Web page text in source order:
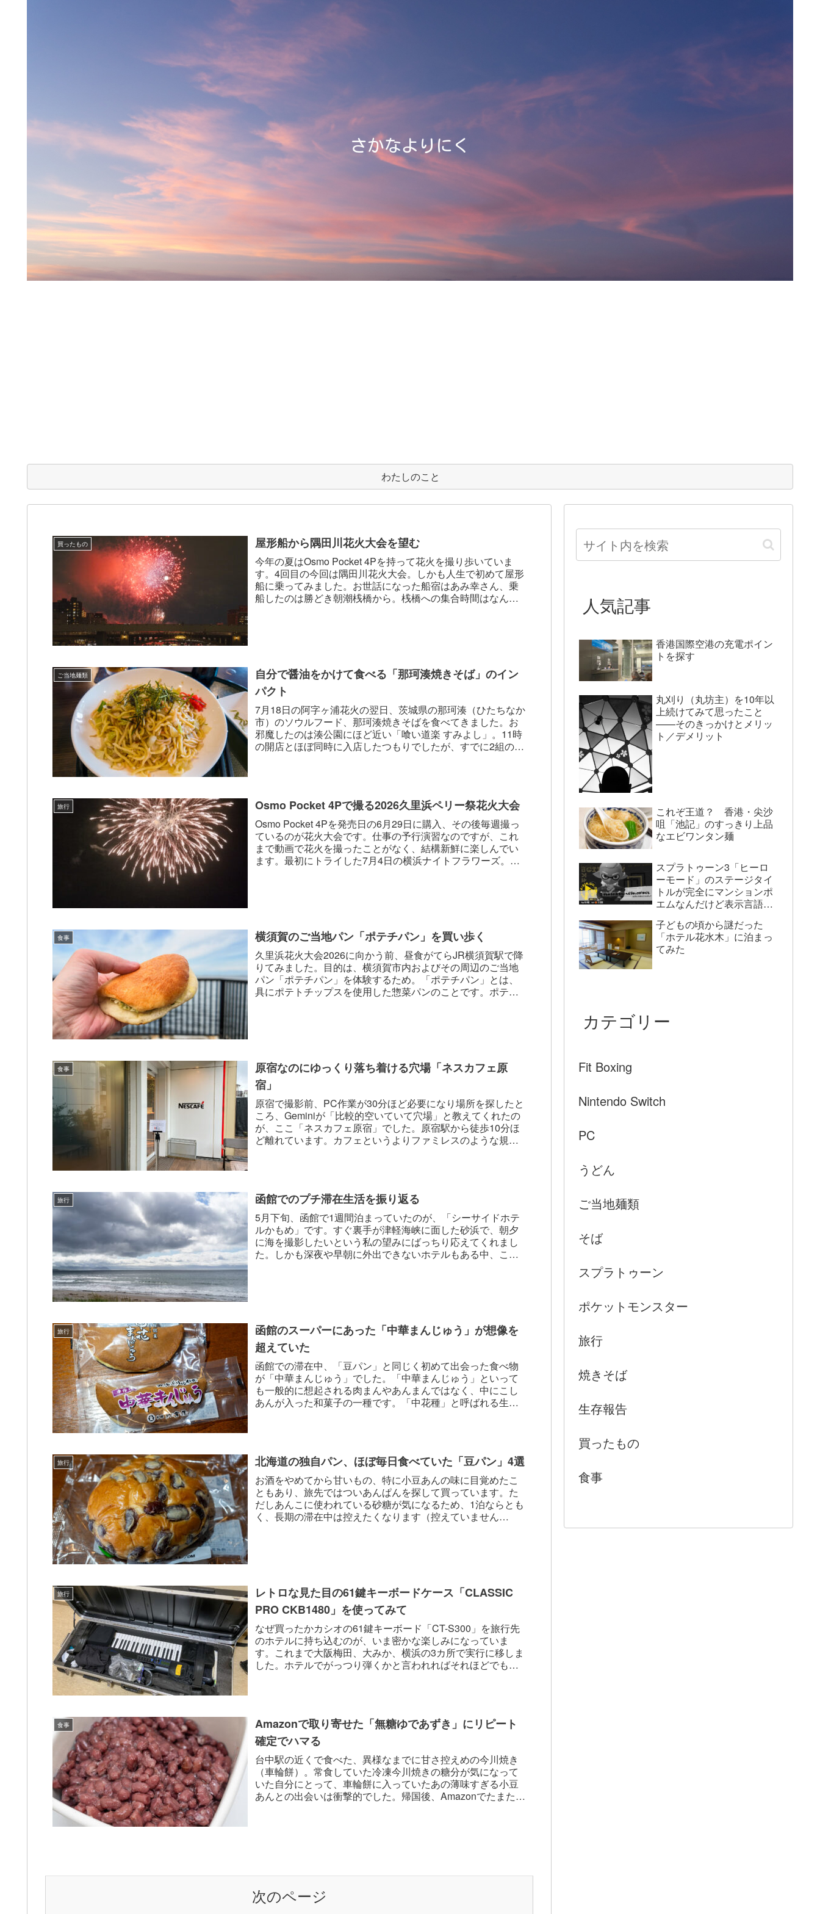
さかなよりにく
わたしのこと
買ったもの 屋形船から隅田川花火大会を望む
今年の夏はOsmo Pocket 4Pを持って花火を撮り歩いていま
す。4回目の今回は隅田川花火大会。しかも人生で初めて屋形
船に乗ってみました。お世話になった船宿はあみ幸さん、乗
船したのは勝どき朝潮桟橋から。桟橋への集合時間はなんと
ご当地麺類
自分で醤油をかけて食べる「那珂湊焼きそば」のイン
パクト
7月18日の阿字ヶ浦花火の翌日、茨城県の那珂湊（ひたちなか
市）のソウルフード、那珂湊焼きそばを食べてきました。お
邪魔したのは湊公園にほど近い「喰い道楽 すみよし」。11時
の開店とほぼ同時に入店したつもりでしたが、すでに2組のお
旅行 Osmo Pocket 4Pで撮る2026久里浜ペリー祭花火大会
Osmo Pocket 4Pを発売日の6月29日に購入、その後毎週撮っ
ているのが花火大会です。仕事の予行演習なのですが、これ
まで動画で花火を撮ったことがなく、結構新鮮に楽しんでい
ます。最初にトライした7月4日の横浜ナイトフラワーズ。そ
食事 横須賀のご当地パン「ポテチパン」を買い歩く
久里浜花火大会2026に向かう前、昼食がてらJR横須賀駅で降
りてみました。目的は、横須賀市内およびその周辺のご当地
パン「ポテチパン」を体験するため。「ポテチパン」とは、
具にポテトチップスを使用した惣菜パンのことです。ポテト
食事
原宿なのにゆっくり落ち着ける穴場「ネスカフェ原
宿」
原宿で撮影前、PC作業が30分ほど必要になり場所を探したと
ころ、Geminiが「比較的空いていて穴場」と教えてくれたの
が、ここ「ネスカフェ原宿」でした。原宿駅から徒歩10分ほ
ど離れています。カフェというよりファミレスのような規
旅行 函館でのプチ滞在生活を振り返る
5月下旬、函館で1週間泊まっていたのが、「シーサイドホテ
ルかもめ」です。すぐ裏手が津軽海峡に面した砂浜で、朝夕
に海を撮影したいという私の望みにばっちり応えてくれまし
た。しかも深夜や早朝に外出できないホテルもある中、ここ
旅行
函館のスーパーにあった「中華まんじゅう」が想像を
超えていた
函館での滞在中、「豆パン」と同じく初めて出会った食べ物
が「中華まんじゅう」でした。「中華まんじゅう」といって
も一般的に想起される肉まんやあんまんではなく、中にこし
あんが入った和菓子の一種です。「中花種」と呼ばれる生地
旅行 北海道の独自パン、ほぼ毎日食べていた「豆パン」4選
お酒をやめてから甘いもの、特に小豆あんの味に目覚めたこ
ともあり、旅先ではついあんぱんを探して買っています。た
だしあんこに使われている砂糖が気になるため、1泊ならとも
く、長期の滞在中は控えたくなります（控えていません
旅行
レトロな見た目の61鍵キーボードケース「CLASSIC
PRO CKB1480」を使ってみて
なぜ買ったかカシオの61鍵キーボード「CT-S300」を旅行先
のホテルに持ち込むのが、いま密かな楽しみになっていま
す。これまで大阪梅田、大みか、横浜の3カ所で実行に移しま
した。ホテルでがっつり弾くかと言われればそれほどでもな
食事
Amazonで取り寄せた「無糖ゆであずき」にリピート
確定でハマる
台中駅の近くで食べた、異様なまでに甘さ控えめの今川焼き
（車輪餅）。常食していた冷凍今川焼きの糖分が気になって
いた自分にとって、車輪餅に入っていたあの薄味すぎる小豆
あんとの出会いは衝撃的でした。帰国後、Amazonでたまたま
次のページ
人気記事
香港国際空港の充電ポイン
トを探す
丸刈り（丸坊主）を10年以
上続けてみて思ったこと
——そのきっかけとメリッ
ト／デメリット
これぞ王道？ 香港・尖沙
咀「池記」のすっきり上品
なエビワンタン麺
スプラトゥーン3「ヒーロ
ーモード」のステージタイ
トルが完全にマンションポ
エムなんだけど表示言語が
の？
子どもの頃から謎だった
「ホテル花水木」に泊まっ
てみた
カテゴリー
Fit Boxing
Nintendo Switch
PC
うどん
ご当地麺類
そば
スプラトゥーン
ポケットモンスター
旅行
焼きそば
生存報告
買ったもの
食事